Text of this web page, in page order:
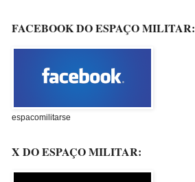
FACEBOOK DO ESPAÇO MILITAR:
espacomilitarse
X DO ESPAÇO MILITAR: